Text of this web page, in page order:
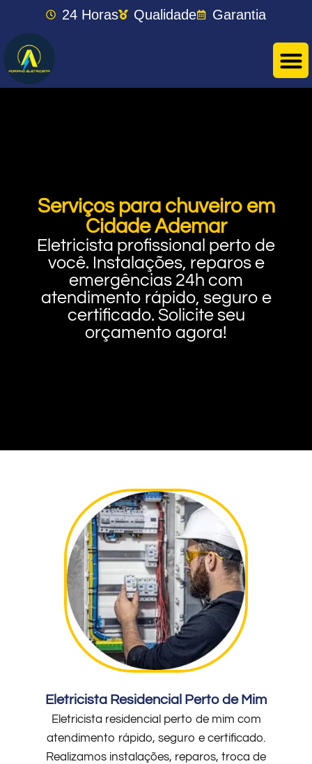
24 Horas Qualidade Garantia
Serviços para chuveiro em
Cidade Ademar
Eletricista profissional perto de
você. Instalações, reparos e
emergências 24h com
atendimento rápido, seguro e
certificado. Solicite seu
orçamento agora!
Eletricista Residencial Perto de Mim
Eletricista residencial perto de mim com
atendimento rápido, seguro e certificado.
Realizamos instalações, reparos, troca de